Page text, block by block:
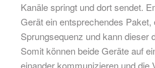
Kanäle springt und dort sendet.
Gerät ein entsprechendes Paket,
Sprungsequenz und kann dieser
Somit können beide Geräte auf
einander kommunizieren und die